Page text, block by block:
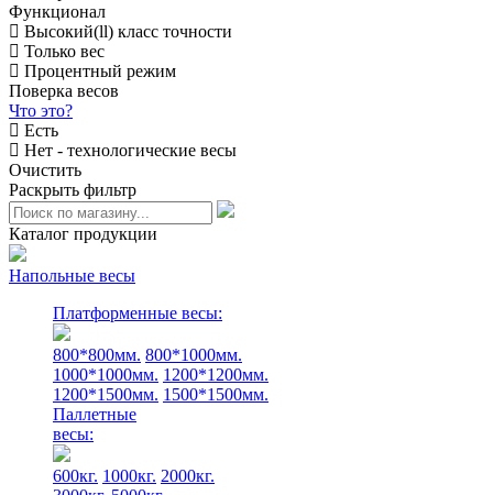
Функционал
Высокий(ll) класс точности
Только вес
Процентный режим
Поверка весов
Что это?
Есть
Нет - технологические весы
Очистить
Раскрыть фильтр
Каталог продукции
Напольные весы
Платформенные весы:
800*800мм. 800*1000мм.
1000*1000мм. 1200*1200мм.
1200*1500мм. 1500*1500мм.
Паллетные
весы:
600кг. 1000кг. 2000кг.